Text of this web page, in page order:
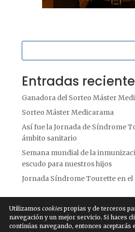
Entradas
Ganadora del Sorteo Máster
Sorteo Máster Medicarama
Así fue la Jornada de Síndrome
ámbito sanitario
Semana mundial de la
escudo para nuestros hijos
Jornada Síndrome Tourette en
Utilizamos cookies propias y de terceros
navegación y un mejor servicio. Si haces
continúas navegando, entonces aceptarás